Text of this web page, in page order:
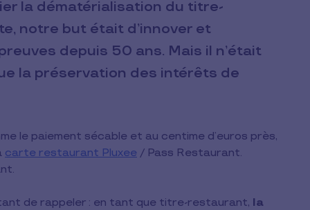
la dématérialisation du titre-
notre but était d’innover et
depuis 50 ans. Mais il n’était
la préservation des intérêts de
le paiement sécable et au centime d’euros près,
carte restaurant Pluxee / Pass Restaurant.
de rappeler : en tant que titre-restaurant, la